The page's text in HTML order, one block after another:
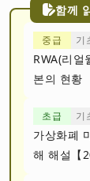
함께
중급 기
RWA(리얼
본의 현황
초급 기
가상화폐
해 해설【